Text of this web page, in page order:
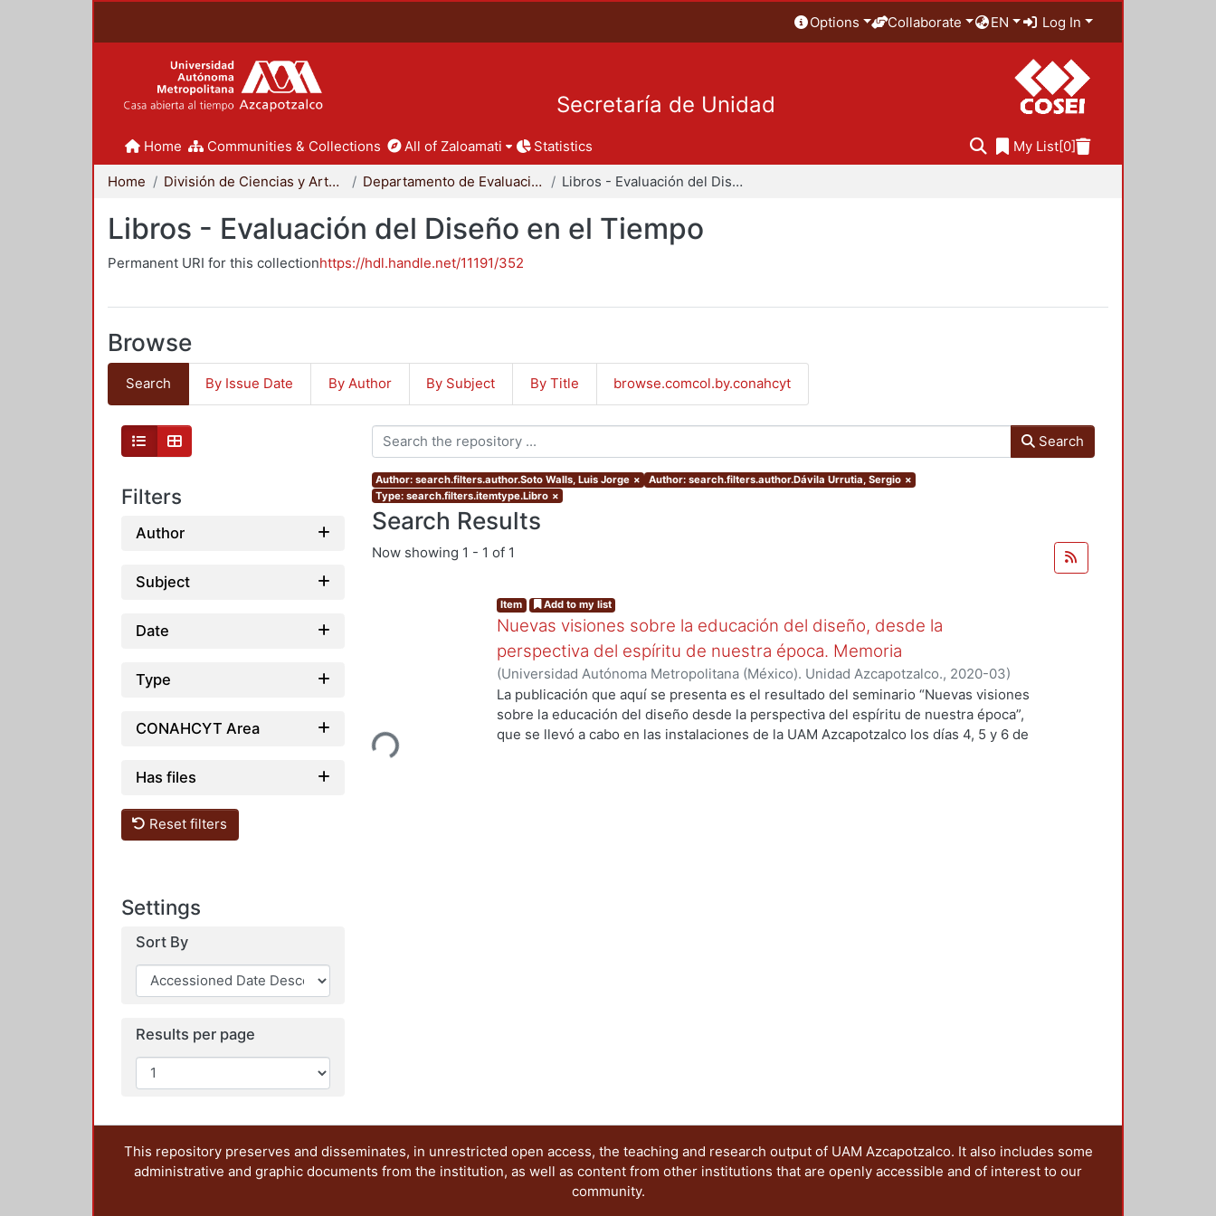
Options Collaborate EN Log In
Secretaría de Unidad
Home Communities & Collections All of Zaloamati Statistics My List[0]
Home División de Ciencias y Artes para el Diseño Departamento de Evaluación del Diseño en el Tiempo Libros - Evaluación del Diseño en el Tiempo
Libros - Evaluación del Diseño en el Tiempo
Permanent URI for this collectionhttps://hdl.handle.net/11191/352
Browse
Search By Issue Date By Author By Subject By Title browse.comcol.by.conahcyt
Filters
Author
Subject
Date
Type
CONAHCYT Area
Has files
Reset filters
Settings
Sort By
Results per page
Search
Author: search.filters.author.Soto Walls, Luis Jorge × Author: search.filters.author.Dávila Urrutia, Sergio ×
Type: search.filters.itemtype.Libro ×
Search Results
Now showing 1 - 1 of 1
Loading...
Item Add to my list
Nuevas visiones sobre la educación del diseño, desde la
perspectiva del espíritu de nuestra época. Memoria
(Universidad Autónoma Metropolitana (México). Unidad Azcapotzalco., 2020-03)
Myers, Marie J.;Gold Kohan, Bela;Dávila Urrutia, Sergio ;Hirata Kitahara, Miguel;
Soto Walls, Luis Jorge; Tovar Romero, Iarene
La publicación que aquí se presenta es el resultado del seminario “Nuevas visiones
sobre la educación del diseño desde la perspectiva del espíritu de nuestra época”,
que se llevó a cabo en las instalaciones de la UAM Azcapotzalco los días 4, 5 y 6 de
This repository preserves and disseminates, in unrestricted open access, the teaching and research output of UAM Azcapotzalco. It also includes some
administrative and graphic documents from the institution, as well as content from other institutions that are openly accessible and of interest to our
community.